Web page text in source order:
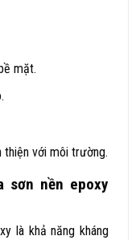
mặt.
thiện với môi trường.
sơn nền epoxy
là khả năng kháng